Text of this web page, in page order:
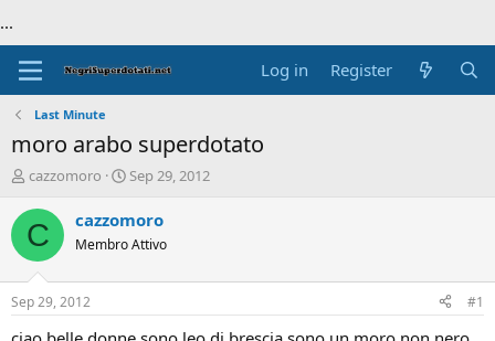
...
Log in Register
Last Minute
moro arabo superdotato
T
r
e
d
t
a
cazzomoro
S
a
t
t
e
Sep 29, 2012
C cazzomoro
Membro Attivo
Sep 29, 2012 #1